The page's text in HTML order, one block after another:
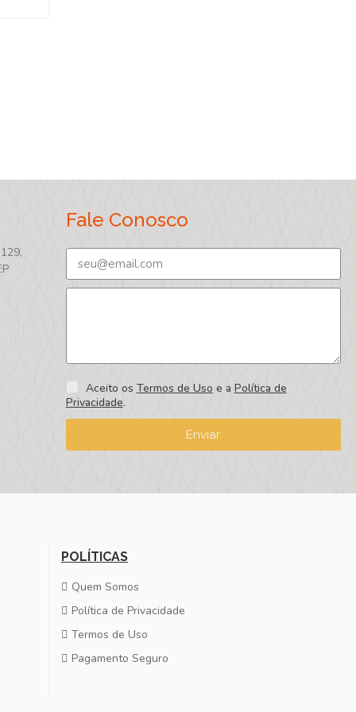
Fale Conosco
Aceito os Termos de Uso e a Política de
Privacidade.
Enviar
POLÍTICAS
Quem Somos
Política de Privacidade
Termos de Uso
Pagamento Seguro